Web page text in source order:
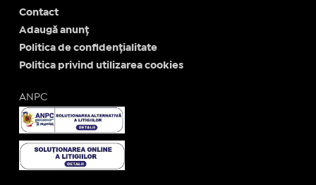
Contact
Adaugă anunț
Politica de confidențialitate
Politica privind utilizarea cookies
ANPC